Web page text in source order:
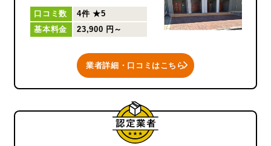
ッフを配置し、お見積りから作
業完了まで責任を持って作業し
ております。
ですが、ゴミ屋敷・特殊清掃の
現場でも女性スタッフを専任ス
遠慮なくお伝え下さい。
『お客様を家族のように想い、
なんでも話せる相談相手になろ
口コミ数 4件 ★5
基本料金
23,900 円～
業者詳細・口コミはこちら